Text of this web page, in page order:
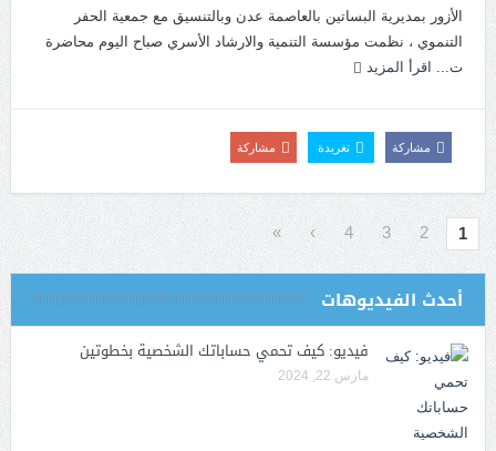
الأزور بمديرية البساتين بالعاصمة عدن وبالتنسيق مع جمعية الحفر
التنموي ، نظمت مؤسسة التنمية والارشاد الأسري صباح اليوم محاضرة
ت...
اقرأ المزيد
مشاركة تغريدة مشاركة
1
2
3
4
›
»
أحدث الفيديوهات
فيديو: كيف تحمي حساباتك الشخصية بخطوتين
مارس 22, 2024